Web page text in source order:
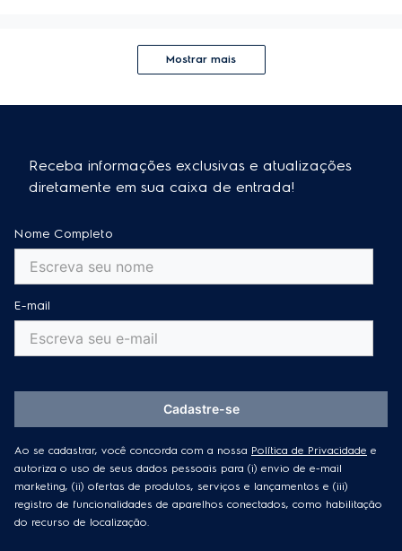
Mostrar mais
Receba informações exclusivas e atualizações
diretamente em sua caixa de entrada!
Nome Completo
E-mail
Ao se cadastrar, você concorda com a nossa Política de Privacidade e
autoriza o uso de seus dados pessoais para (i) envio de e-mail
marketing, (ii) ofertas de produtos, serviços e lançamentos e (iii)
registro de funcionalidades de aparelhos conectados, como habilitação
do recurso de localização.
Cadastre-se